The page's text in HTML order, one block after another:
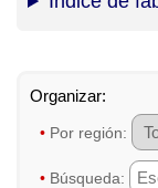
• Por región:
• Búsqueda: